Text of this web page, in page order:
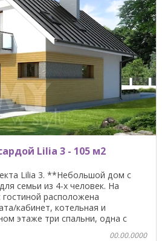
Lilia 3 - 105 м2
Lilia 3. **Небольшой дом с
семьи из 4-х человек. На
расположена
кабинет, котельная и
этаже три спальни, одна с
00.00.0000